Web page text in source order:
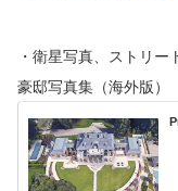
・衛星写真、ストリ
豪邸写真集（海外版）